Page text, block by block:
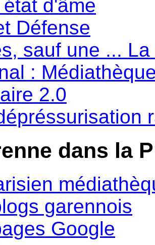
d'âme
Défense
sauf une ...
:
2.0
dans la
garennois
Google